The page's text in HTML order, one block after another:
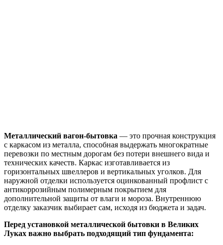
Металлический вагон-бытовка — это прочная конструкция
с каркасом из металла, способная выдержать многократные
перевозки по местным дорогам без потери внешнего вида и
технических качеств. Каркас изготавливается из
горизонтальных швеллеров и вертикальных уголков. Для
наружной отделки используется оцинкованный профлист с
антикоррозийным полимерным покрытием для
дополнительной защиты от влаги и мороза. Внутреннюю
отделку заказчик выбирает сам, исходя из бюджета и задач.
Перед установкой металлической бытовки в Великих
Луках важно выбрать подходящий тип фундамента: